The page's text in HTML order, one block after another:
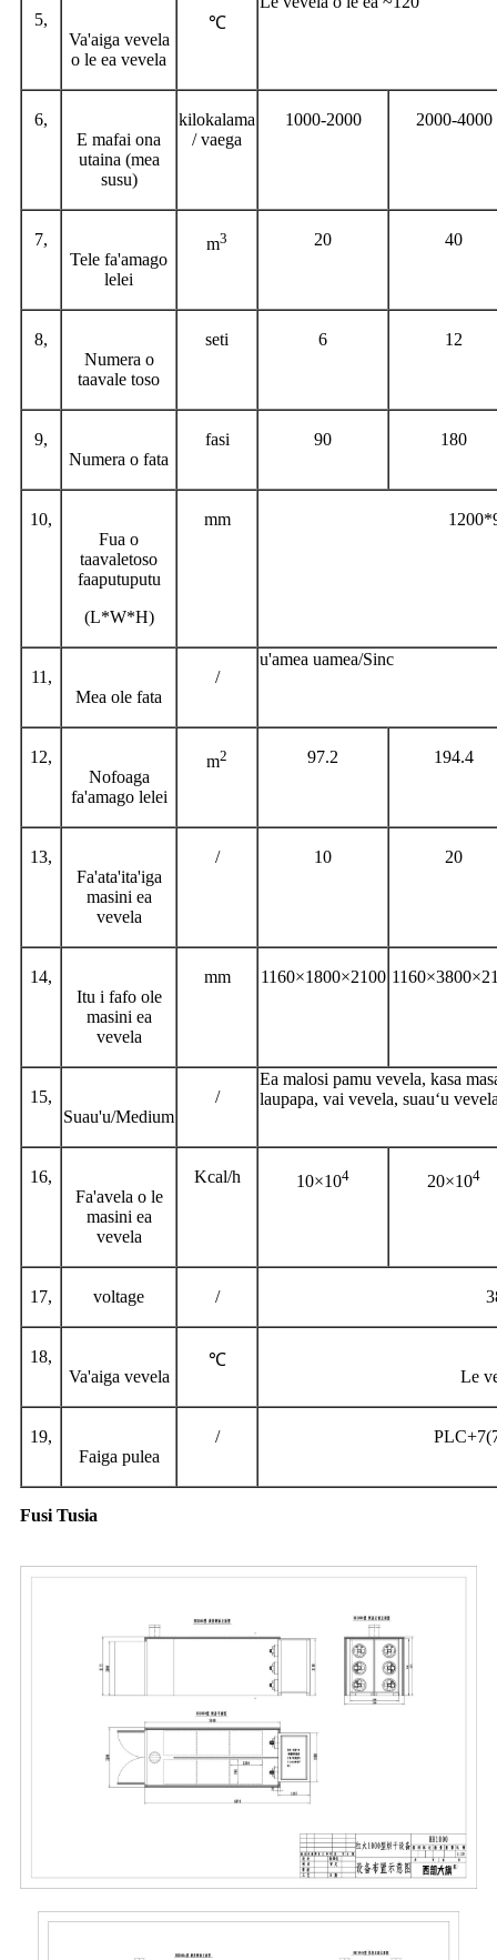
5,
Va'aiga vevela
o le ea vevela
℃
6,
E mafai ona
utaina (mea
susu)
kilokalama
/ vaega
1000-2000 2000-4000
7,
Tele fa'amago
lelei
m3 20 40
8,
Numera o
taavale toso
seti 6 12
9,
Numera o fata
fasi 90 180
10,
Fua o
taavaletoso
faaputuputu
(L*W*H)
mm
11,
Mea ole fata
/
u'amea uamea/Sinc
12,
Nofoaga
fa'amago lelei
m2 97.2 194.4
13,
Fa'ata'ita'iga
masini ea
vevela
/ 10 20
14,
Itu i fafo ole
masini ea
vevela
mm 1160×1800×2100
15,
Suau'u/Medium
/
Ea malosi pamu vevela, kasa
laupapa, vai vevela, suauʻu
16,
Fa'avela o le
masini ea
vevela
Kcal/h 10×104 20×104
17, voltage /
18,
Va'aiga vevela
℃
Le
19,
Faiga pulea
/
Fusi Tusia